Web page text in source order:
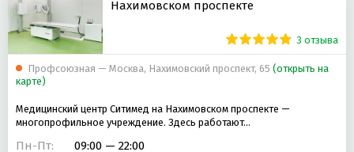
Нахимовском проспекте
3 отзыва
Профсоюзная — Москва, Нахимовский проспект, 65 (открыть на
карте)
Медицинский центр Ситимед на Нахимовском проспекте —
многопрофильное учреждение. Здесь работают…
Пн-Пт:
09:00 — 22:00